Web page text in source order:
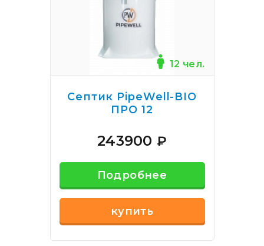
12 чел.
Септик PipeWell-BIO
ПРО 12
243900 ₽
Подробнее
купить